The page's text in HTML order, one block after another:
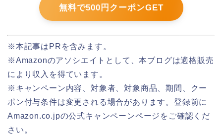
無料で500円クーポンGET
※本記事はPRを含みます。
※Amazonのアソシエイトとして、本ブログは適格販売
により収入を得ています。
※キャンペーン内容、対象者、対象商品、期間、クー
ポン付与条件は変更される場合があります。登録前に
Amazon.co.jpの公式キャンペーンページをご確認くだ
さい。